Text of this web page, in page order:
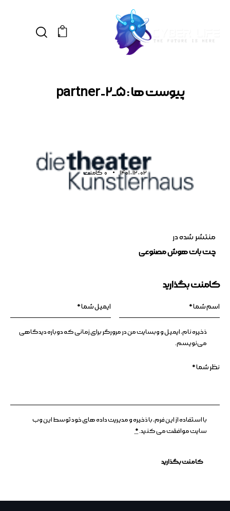
0
پیوست ها : partner-2_5
1401-12-02
0 کامنت
منتشر شده در
چت بات هوش مصنوعی
کامنت بگذارید
ذخیره نام، ایمیل و وبسایت من در مرورگر برای زمانی که دوباره دیدگاهی
می‌نویسم.
با استفاده از این فرم، با ذخیره و مدیریت داده های خود توسط این وب
سایت موافقت می کنید.*